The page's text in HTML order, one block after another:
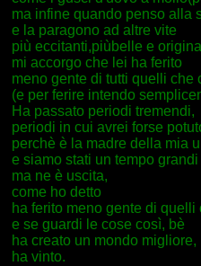
ma infine quando penso alla
e la paragono ad altre vite
più eccitanti,piùbelle e
mi accorgo che lei ha ferito
meno gente di tutti quelli che
(e per ferire intendo
Ha passato periodi tremendi,
periodi in cui avrei forse
perchè è la madre della mia
e siamo stati un tempo grandi
ma ne è uscita,
come ho detto
ha ferito meno gente di quelli
e se guardi le cose così, bè
ha creato un mondo migliore,
ha vinto.